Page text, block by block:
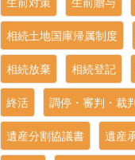
生前対策 生前贈与
相続土地国庫帰属制度
相続放棄 相続登記
終活 調停・審判・裁判
遺産分割協議書 遺産